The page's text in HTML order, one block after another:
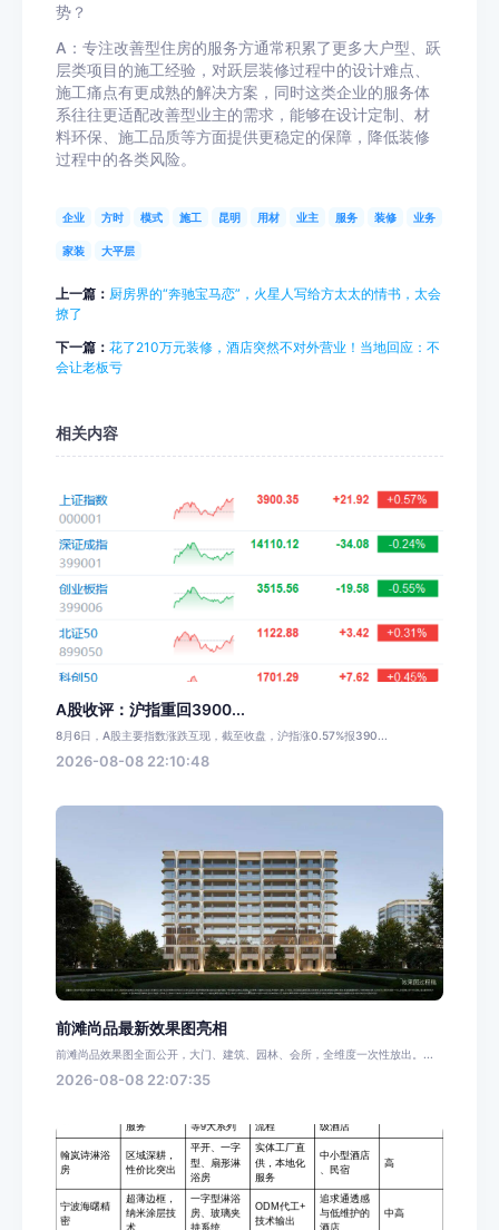
势？
A：专注改善型住房的服务方通常积累了更多大户型、跃
层类项目的施工经验，对跃层装修过程中的设计难点、
施工痛点有更成熟的解决方案，同时这类企业的服务体
系往往更适配改善型业主的需求，能够在设计定制、材
料环保、施工品质等方面提供更稳定的保障，降低装修
过程中的各类风险。
企业 方时 模式 施工 昆明 用材 业主 服务 装修 业务
家装 大平层
上一篇： 厨房界的“奔驰宝马恋”，火星人写给方太太的情书，太会
撩了
下一篇： 花了210万元装修，酒店突然不对外营业！当地回应：不
会让老板亏
相关内容
A股收评：沪指重回3900...
8月6日，A股主要指数涨跌互现，截至收盘，沪指涨0.57%报390...
2026-08-08 22:10:48
前滩尚品最新效果图亮相
前滩尚品效果图全面公开，大门、建筑、园林、会所，全维度一次性放出。...
2026-08-08 22:07:35